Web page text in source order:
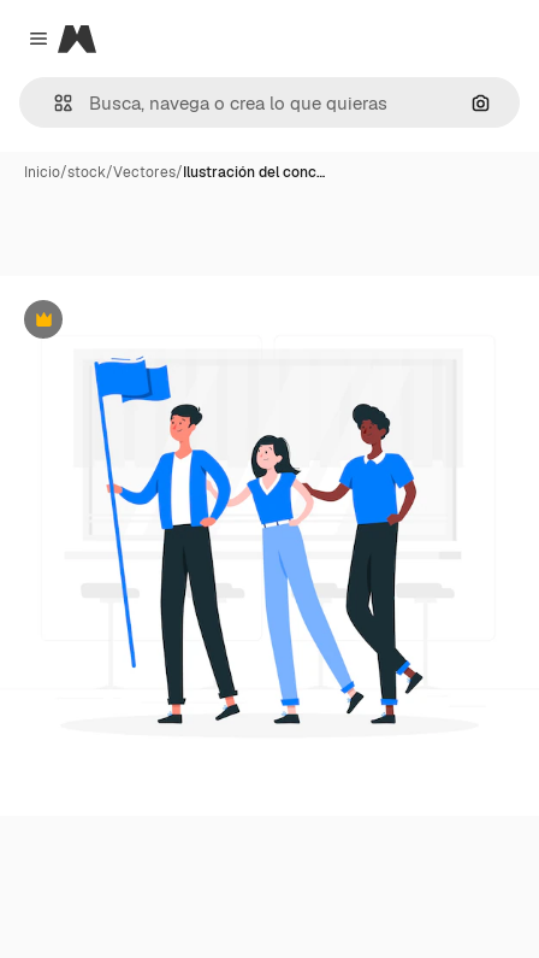
Close menu
Magnific
Inicio/stock/Vectores/Ilustración del conc…
Premium